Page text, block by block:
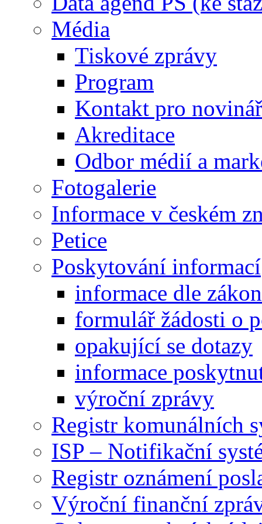
Média
Tiskové zprávy
Program
Kontakt pro
Akreditace
Odbor médií a
Fotogalerie
Informace v českém
Petice
Poskytování informací
informace dle
formulář žádosti o
opakující se dotazy
informace
výroční zprávy
Registr komunálních
ISP – Notifikační
Registr oznámení
Výroční finanční